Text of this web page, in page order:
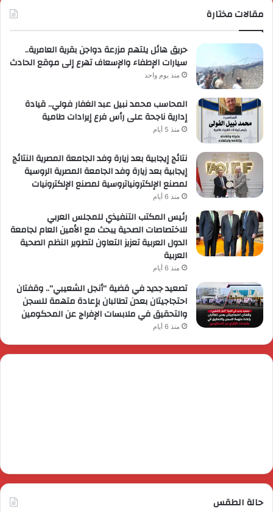
مقالات مختارة
حريق هائل يلتهم مزرعة دواجن بقرية العامرية..
سيارات الإطفاء والإسعاف تهرع إلى موقع الحادث
منذ يوم واحد
المحاسب محمد نبيل عبد الغفار فولي.. قيادة
إدارية ناجحة على رأس فرع إيرادات طامية
منذ 5 أيام
نتائج إيجابية بعد زيارة وفد الجامعة المصرية النتائج
إيجابية بعد زيارة وفد الجامعة المصرية الروسية
لمصنع الإلكترونياتروسية لمصنع الإلكترونيات
منذ 6 أيام
رئيس المكتب التنفيذي للمجلس العربي
للاختصاصات الصحية يبحث مع الأمين العام لجامعة
الدول العربية تعزيز التعاون لتطوير النظم الصحية
العربية
منذ 6 أيام
تصعيد جديد في قضية “أنجل الشعيبي”.. وقفتان
احتجاجيتان بعدن تطالبان بإعادة متهمة للسجن
والتحقيق في ملابسات الإفراج عن المحكومين
منذ 6 أيام
حالة الطقس